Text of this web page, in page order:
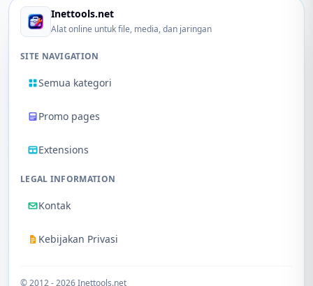
Inettools.net
Alat online untuk file, media, dan jaringan
SITE NAVIGATION
Semua kategori
Promo pages
Extensions
LEGAL INFORMATION
Kontak
Kebijakan Privasi
© 2012 - 2026 Inettools.net